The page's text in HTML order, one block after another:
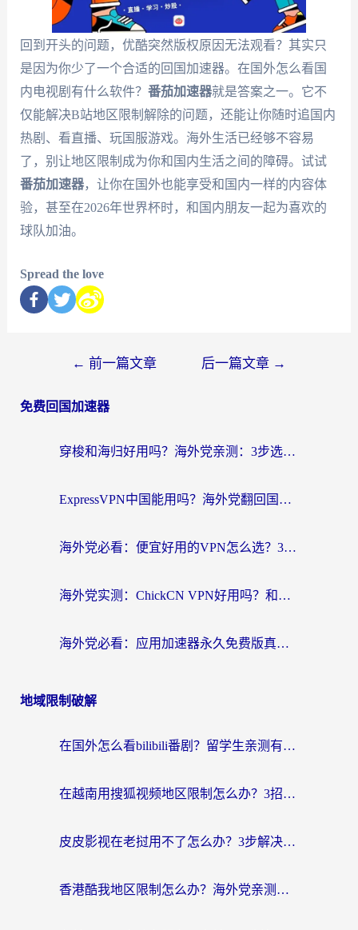
回到开头的问题，优酷突然版权原因无法观看？其实只
是因为你少了一个合适的回国加速器。在国外怎么看国
内电视剧有什么软件？ 番茄加速器就是答案之一。它不
仅能解决B站地区限制解除的问题，还能让你随时追国内
热剧、看直播、玩国服游戏。海外生活已经够不容易
了，别让地区限制成为你和国内生活之间的障碍。试试
番茄加速器，让你在国外也能享受和国内一样的内容体
验，甚至在2026年世界杯时，和国内朋友一起为喜欢的
球队加油。
Spread the love
← 前一篇文章 后一篇文章 →
免费回国加速器
穿梭和海归好用吗？海外党亲测：3步选对回国加速器，无缝刷国内剧玩手游
ExpressVPN中国能用吗？海外党翻回国内的加速器选择指南（附番茄加速器实测）
海外党必看：便宜好用的VPN怎么选？3步解决回国访问难题+Steam改区技巧
海外党实测：ChickCN VPN好用吗？和OurPlay VPN对比哪个回国效果更好？附避坑指南
海外党必看：应用加速器永久免费版真的靠谱吗？教你选对回国加速器无缝刷国内资源
地域限制破解
在国外怎么看bilibili番剧？留学生亲测有效的地域限制突破指南（附酷我酷狗音乐解决方法）
在越南用搜狐视频地区限制怎么办？3招解决海外看国内剧难题（附西瓜视频CCTV观看技巧）
皮皮影视在老挝用不了怎么办？3步解决海外看国内影视&财经的痛点
香港酷我地区限制怎么办？海外党亲测有效的回国加速方案来了